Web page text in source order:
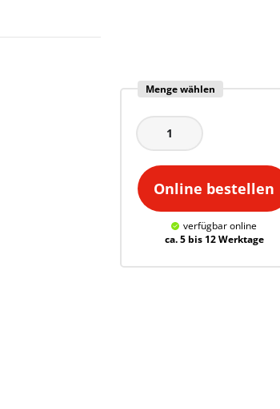
Menge wählen
Online bestellen
verfügbaronline
ca. 5 bis 12 Werktage